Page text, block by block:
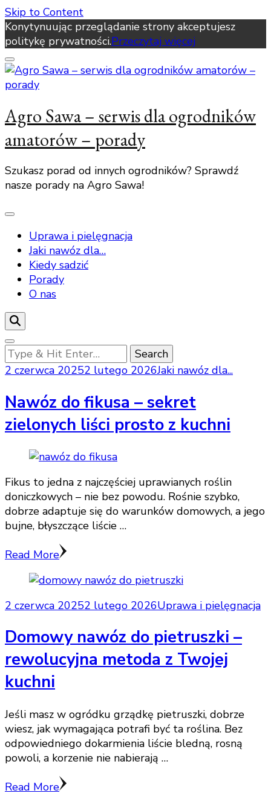
Skip to Content
Konytynuując przeglądanie strony akceptujesz
politykę prywatności.Przeczytaj więcej
Agro Sawa – serwis dla ogrodników
amatorów – porady
Szukasz porad od innych ogrodników? Sprawdź
nasze porady na Agro Sawa!
Uprawa i pielęgnacja
Jaki nawóz dla…
Kiedy sadzić
Porady
O nas
Looking
for
2 czerwca 20252 lutego 2026Jaki nawóz dla...
Nawóz do fikusa – sekret
zielonych liści prosto z kuchni
Fikus to jedna z najczęściej uprawianych roślin
doniczkowych – nie bez powodu. Rośnie szybko,
dobrze adaptuje się do warunków domowych, a jego
bujne, błyszczące liście …
Read More
2 czerwca 20252 lutego 2026Uprawa i pielęgnacja
Domowy nawóz do pietruszki –
rewolucyjna metoda z Twojej
kuchni
Jeśli masz w ogródku grządkę pietruszki, dobrze
wiesz, jak wymagająca potrafi być ta roślina. Bez
odpowiedniego dokarmienia liście bledną, rosną
powoli, a korzenie nie nabierają …
Read More